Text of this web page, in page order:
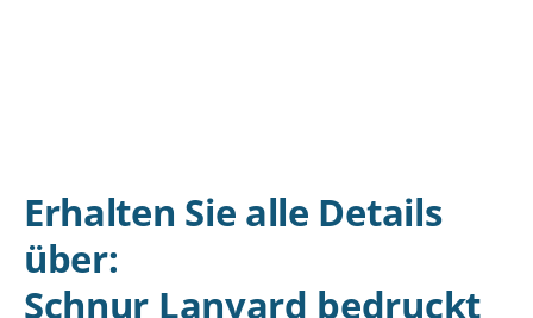
Erhalten Sie alle Details
über:
Schnur Lanyard bedruckt